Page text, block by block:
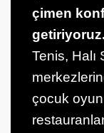
çimen
Tenis, Halı
çocuk